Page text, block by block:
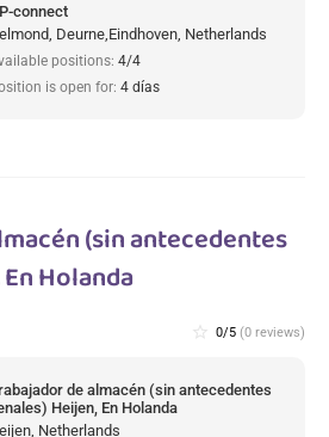
connect
Deurne,Eindhoven, Netherlands
positions: 4/4
is open for: 4 días
(sin antecedentes
Holanda
star_border 0/5 (0 reviews)
de almacén (sin antecedentes
Heijen, En Holanda
Netherlands